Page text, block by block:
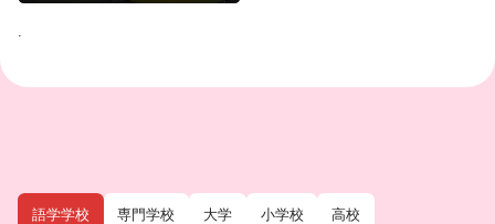
語学学校 専門学校 大学 小学校 高校